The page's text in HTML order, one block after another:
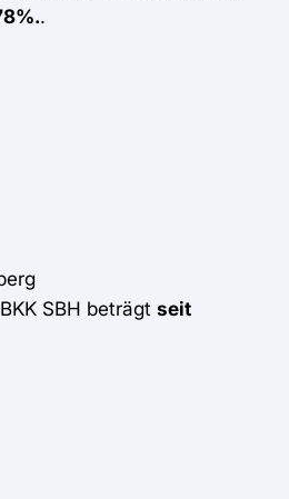
.
SBH beträgt seit